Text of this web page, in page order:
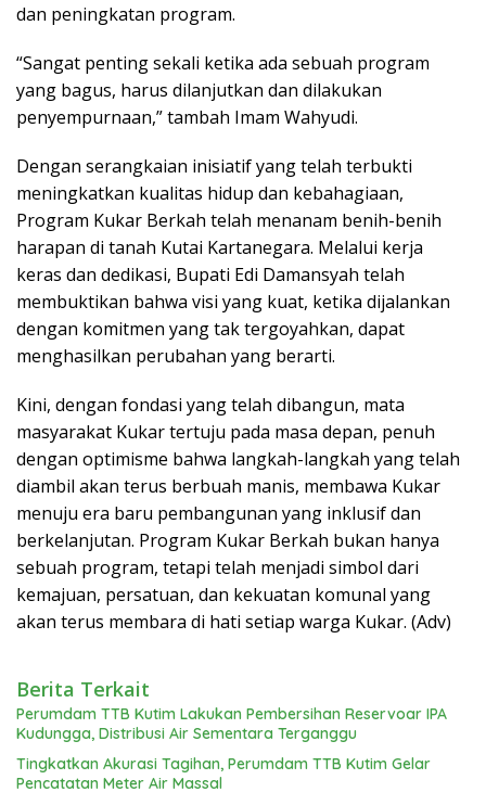
dan peningkatan program.
“Sangat penting sekali ketika ada sebuah program
yang bagus, harus dilanjutkan dan dilakukan
penyempurnaan,” tambah Imam Wahyudi.
Dengan serangkaian inisiatif yang telah terbukti
meningkatkan kualitas hidup dan kebahagiaan,
Program Kukar Berkah telah menanam benih-benih
harapan di tanah Kutai Kartanegara. Melalui kerja
keras dan dedikasi, Bupati Edi Damansyah telah
membuktikan bahwa visi yang kuat, ketika dijalankan
dengan komitmen yang tak tergoyahkan, dapat
menghasilkan perubahan yang berarti.
Kini, dengan fondasi yang telah dibangun, mata
masyarakat Kukar tertuju pada masa depan, penuh
dengan optimisme bahwa langkah-langkah yang telah
diambil akan terus berbuah manis, membawa Kukar
menuju era baru pembangunan yang inklusif dan
berkelanjutan. Program Kukar Berkah bukan hanya
sebuah program, tetapi telah menjadi simbol dari
kemajuan, persatuan, dan kekuatan komunal yang
akan terus membara di hati setiap warga Kukar. (Adv)
Berita Terkait
Perumdam TTB Kutim Lakukan Pembersihan Reservoar IPA
Kudungga, Distribusi Air Sementara Terganggu
Tingkatkan Akurasi Tagihan, Perumdam TTB Kutim Gelar
Pencatatan Meter Air Massal